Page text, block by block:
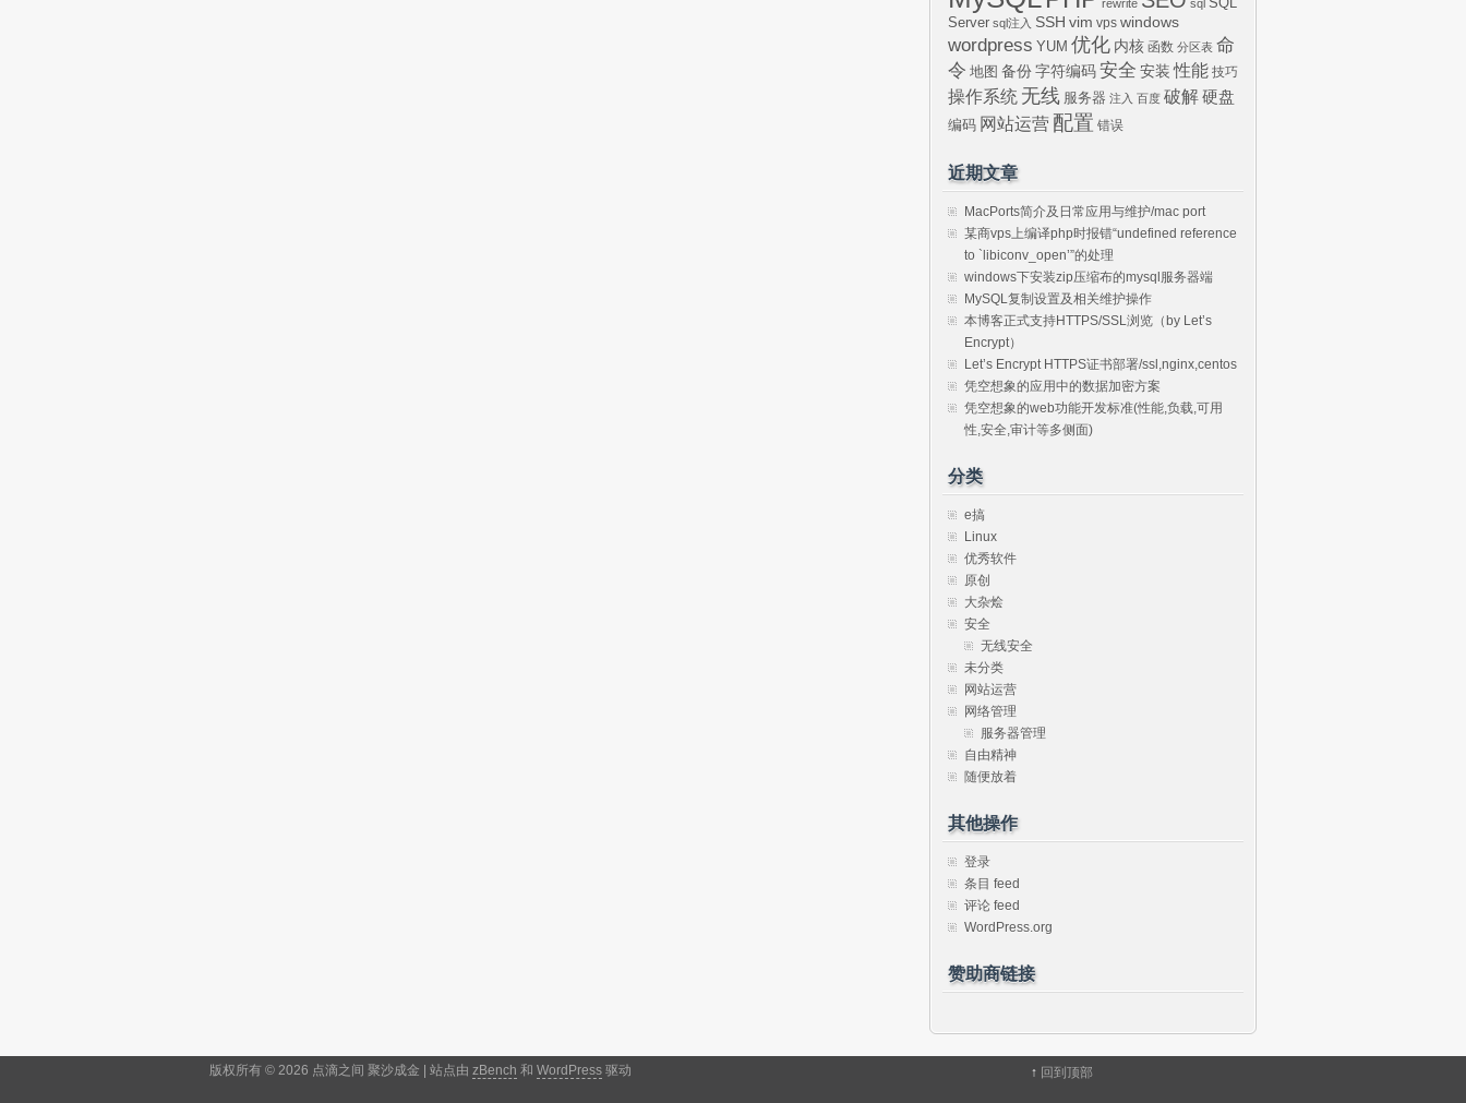
rewrite sql SQL
Server sql注入 SSH vim vps windows
wordpress YUM 优化 内核 函数 分区表 命
令 地图 备份 字符编码 安全 安装 性能 技巧
操作系统 无线 服务器 注入 百度 破解硬盘
编码 网站运营 配置 错误
近期文章
MacPorts简介及日常应用与维护/mac port
某商vps上编译php时报错“undefined reference
to `libiconv_open’”的处理
windows下安装zip压缩布的mysql服务器端
MySQL复制设置及相关维护操作
本博客正式支持HTTPS/SSL浏览（by Let’s
Encrypt）
Let’s Encrypt HTTPS证书部署/ssl,nginx,centos
凭空想象的应用中的数据加密方案
凭空想象的web功能开发标准(性能,负载,可用
性,安全,审计等多侧面)
分类
e搞
Linux
优秀软件
原创
大杂烩
安全
无线安全
未分类
网站运营
网络管理
服务器管理
自由精神
随便放着
其他操作
登录
条目 feed
评论 feed
WordPress.org
赞助商链接
版权所有 © 2026 点滴之间 聚沙成金 | 站点由 zBench 和 WordPress 驱动 ↑ 回到顶部